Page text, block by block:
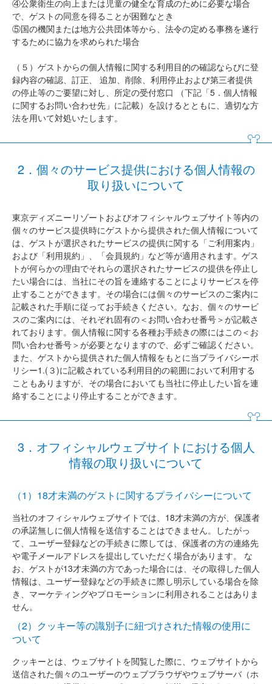
④公衆衛生の向上または児童の健全な育成のために必要な場合
で、ゲストの同意を得ることが困難なとき
⑤国の機関または地方公共団体等から、法令の定める事務を遂行
するために協力を求められた場合
（５）ゲストからの個人情報に関する利用目的の確認ならびに登
録内容の確認、訂正、 追加、削除、利用停止および第三者提供
の停止等のご要望に対し、所定の受付窓口 （下記「5．個人情報
に関するお問い合わせ先」に記載）を設けるとともに、適切な方
法を用いて対処いたします。
2．個々のサービス提供における個人情報の
取り扱いについて
東京ディズニーリゾートおよびオフィシャルウェブサイト等内の
個々のサービス提供時にゲストから提供された個人情報について
は、ゲストが選択されたサービスの提供に関する「ご利用案内」
および「利用規約」、「会員規約」など等が適用されます。ゲス
トが何らかの理由でそれらの選択されたサービスの提供を停止し
たい場合には、当社にその旨を連絡することによりサービスを停
止することができます。その場合には個々のサービスのご案内に
記載された手順に従ってお手続きください。なお、個々のサービ
スのご案内には、それぞれ固有の＜お問い合わせ番号＞が記載さ
れております。個人情報に関する各種お手続きの際にはこの＜お
問い合わせ番号＞が必要となりますので、必ずご確認ください。
また、ゲストから提供された個人情報をもとに当プライバシーポ
リシー1.(３)に記載されている利用目的の範囲において利用する
こともありますが、その場合においても当社に停止したい旨を連
絡することにより停止することができます。
3．オフィシャルウェブサイトにおける個人
情報の取り扱いについて
（1）18才未満のゲストに関するプライバシーについて
当社のオフィシャルウェブサイトでは、18才未満の方が、保護者
の承諾無しに個人情報を送信することはできません。したがっ
て、ユーザー登録などの手続きに際しては、保護者の方の連絡先
や電子メールアドレスを提出していただく場合があります。 な
お、ゲストが13才未満の方であった場合には、その取得した個人
情報は、ユーザー登録などの手続きに際し明示している場合を除
き、マーケティングやプロモーションに利用されることはありま
せん。
（2）クッキー等の識別子に紐づけされた情報の使用に
ついて
クッキーとは、ウェブサイトを閲覧した際に、ウェブサイトから
送信された個々のユーザーのウェブブラウザやウェブサーバ（ホ